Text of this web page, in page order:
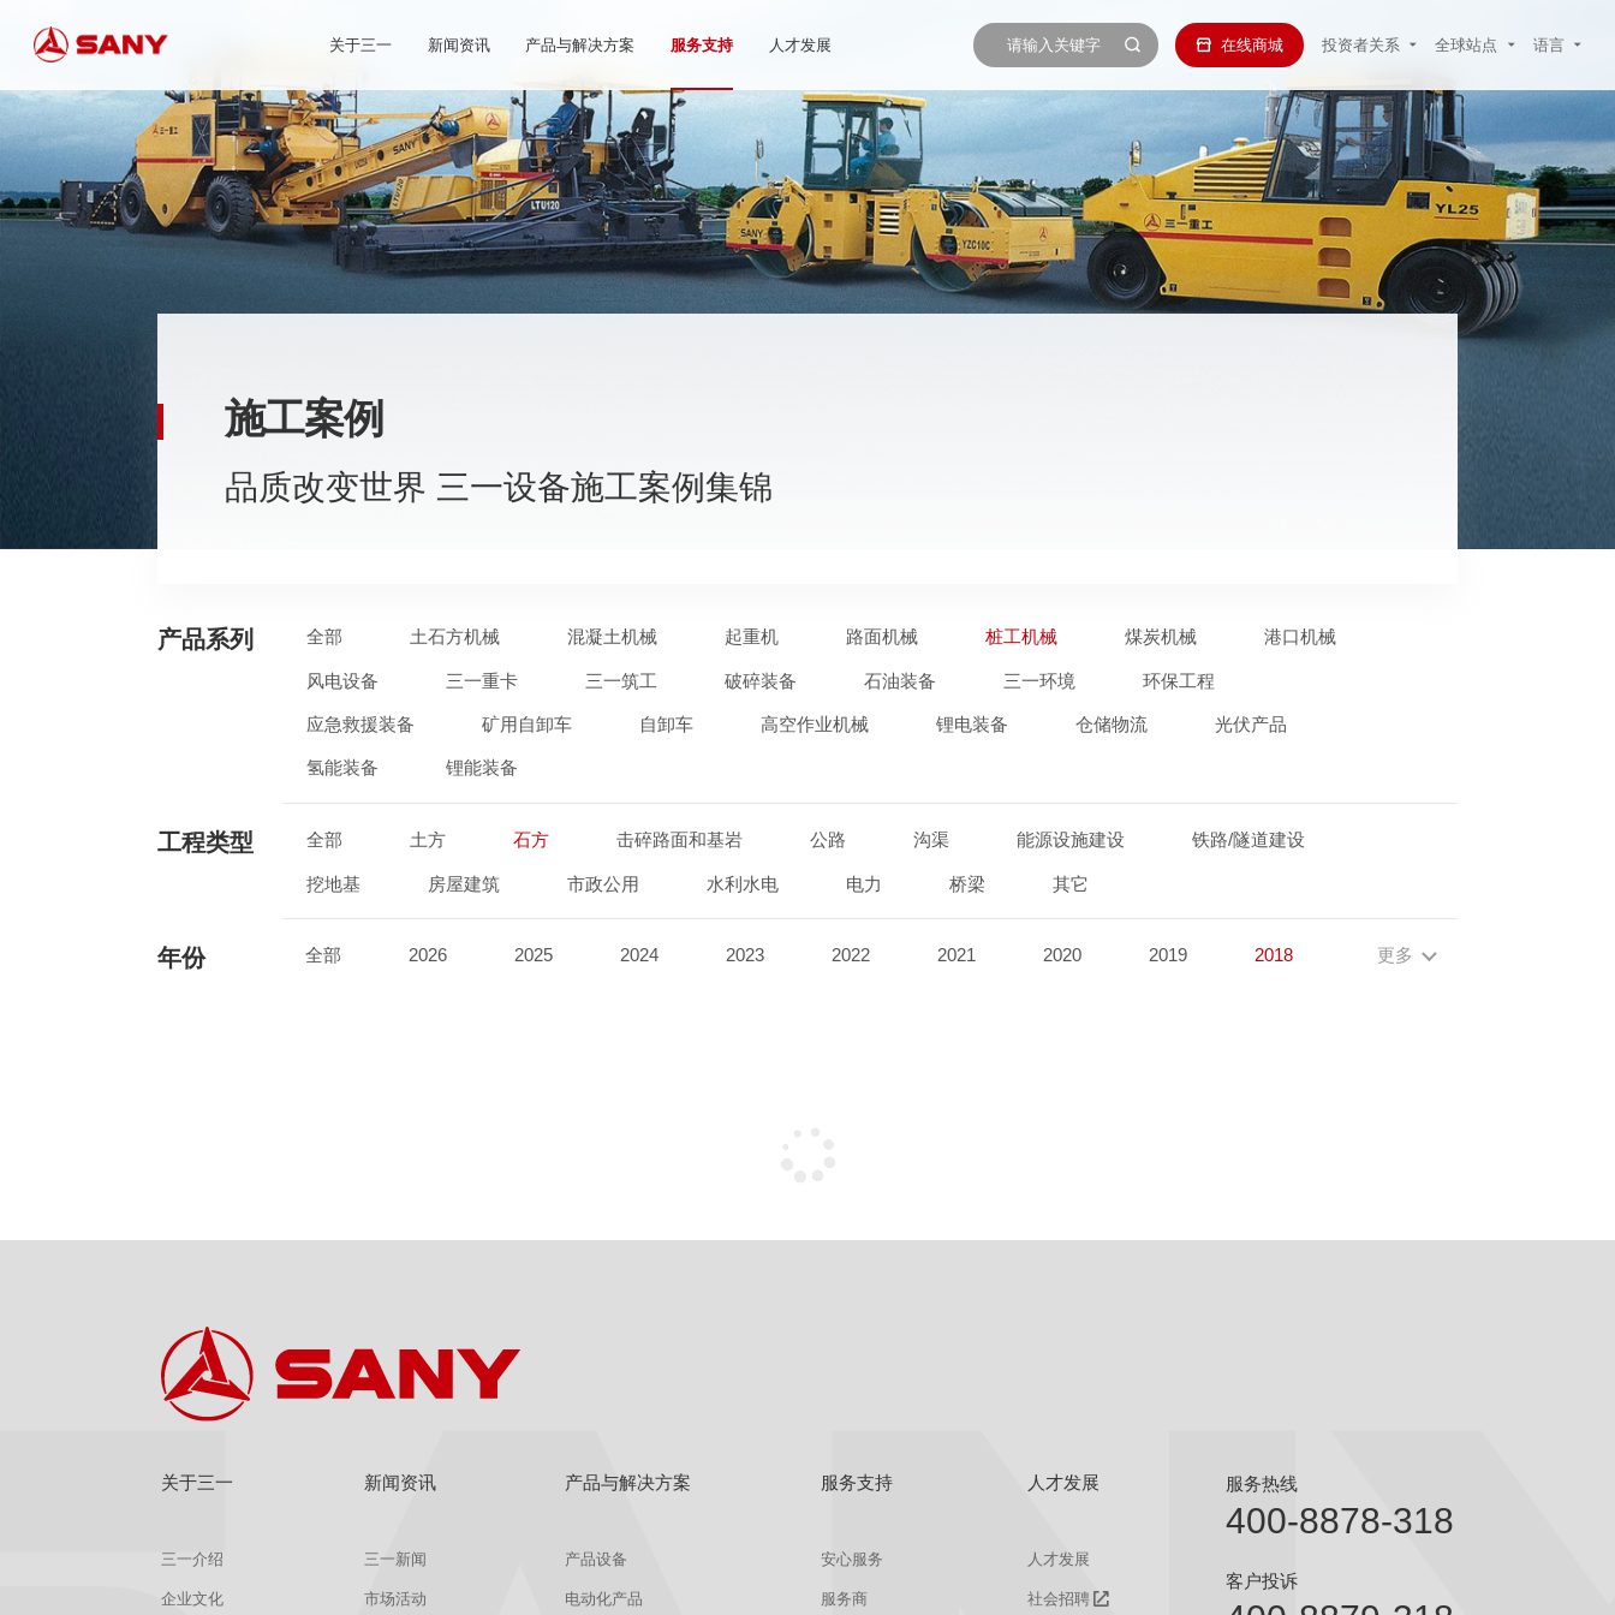
关于三一 新闻资讯 产品与解决方案 服务支持 人才发展 在线商城 投资者关系 全球站点 语言
施工案例
品质改变世界 三一设备施工案例集锦
产品系列 全部 土石方机械 混凝土机械 起重机 路面机械 桩工机械 煤炭机械 港口机械
风电设备 三一重卡 三一筑工 破碎装备 石油装备 三一环境 环保工程
应急救援装备 矿用自卸车 自卸车 高空作业机械 锂电装备 仓储物流 光伏产品
氢能装备 锂能装备
工程类型 全部 土方 石方 击碎路面和基岩 公路 沟渠 能源设施建设 铁路/隧道建设
挖地基 房屋建筑 市政公用 水利水电 电力 桥梁 其它
年份 全部 2026 2025 2024 2023 2022 2021 2020 2019 2018 更多
关于三一
三一介绍
企业文化
新闻资讯
三一新闻
市场活动
产品与解决方案
产品设备
电动化产品
服务支持
安心服务
服务商
人才发展
人才发展
社会招聘
服务热线
400-8878-318
客户投诉